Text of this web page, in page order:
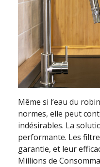
Même si l’eau du
normes, elle peut
indésirables. La
performante. Les
garantie, et leur
Millions de